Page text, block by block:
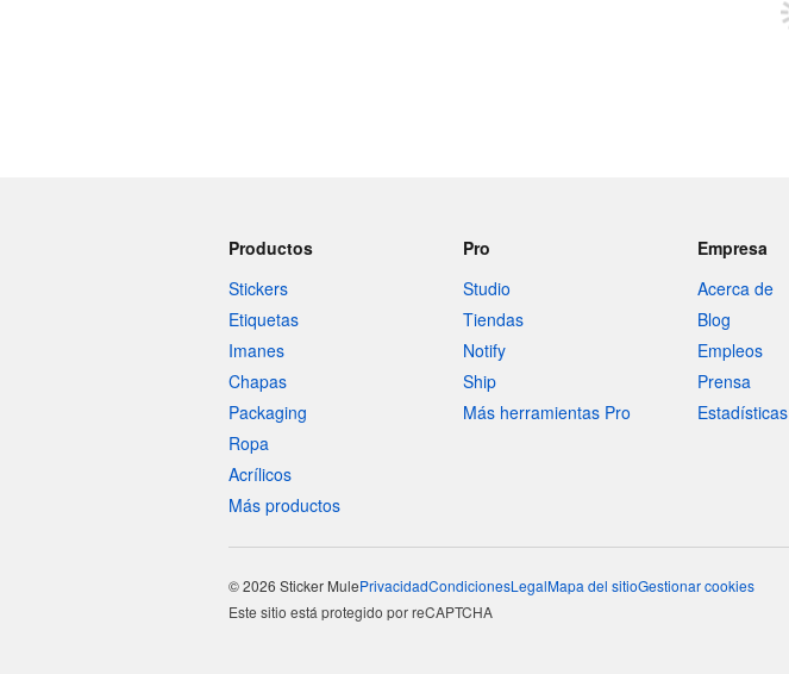
Productos
Stickers
Etiquetas
Imanes
Chapas
Packaging
Ropa
Acrílicos
Más productos
Pro
Studio
Tiendas
Notify
Ship
Más herramientas Pro
Empresa
Acerca de
Blog
Empleos
Prensa
Estadísticas
© 2026 Sticker MulePrivacidadCondicionesLegalMapa del sitioGestionar cookies
Este sitio está protegido por reCAPTCHA